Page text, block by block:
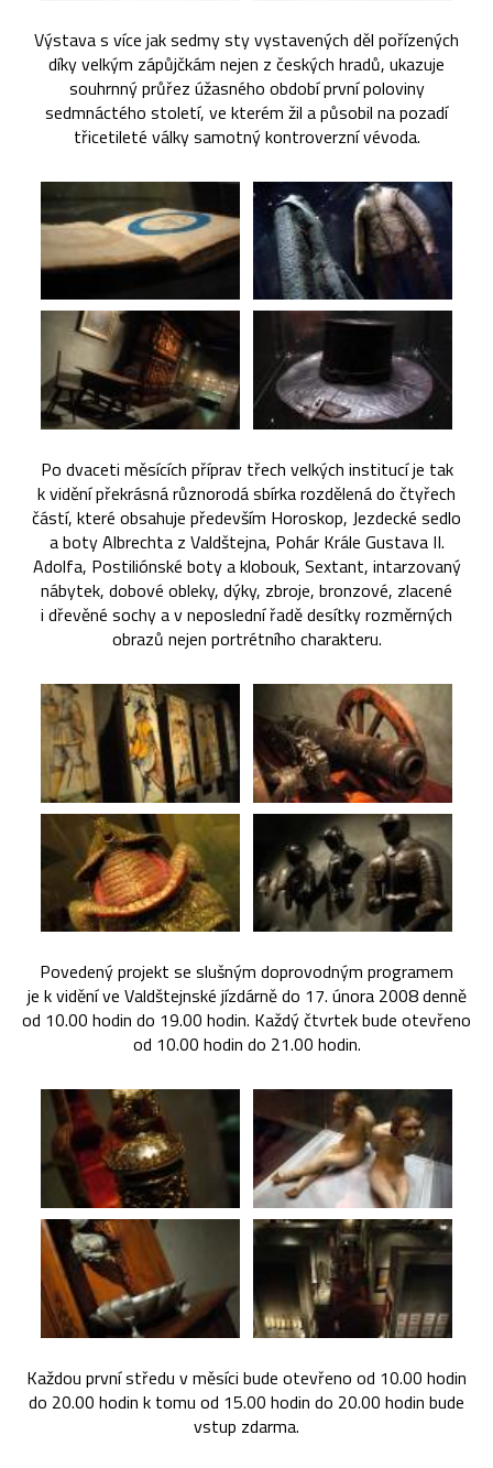
Výstava s více jak sedmy sty vystavených děl pořízených
díky velkým zápůjčkám nejen z českých hradů, ukazuje
souhrnný průřez úžasného období první poloviny
sedmnáctého století, ve kterém žil a působil na pozadí
třicetileté války samotný kontroverzní vévoda.
Po dvaceti měsících příprav třech velkých institucí je tak
k vidění překrásná různorodá sbírka rozdělená do čtyřech
částí, které obsahuje především Horoskop, Jezdecké sedlo
a boty Albrechta z Valdštejna, Pohár Krále Gustava II.
Adolfa, Postiliónské boty a klobouk, Sextant, intarzovaný
nábytek, dobové obleky, dýky, zbroje, bronzové, zlacené
i dřevěné sochy a v neposlední řadě desítky rozměrných
obrazů nejen portrétního charakteru.
Povedený projekt se slušným doprovodným programem
je k vidění ve Valdštejnské jízdárně do 17. února 2008 denně
od 10.00 hodin do 19.00 hodin. Každý čtvrtek bude otevřeno
od 10.00 hodin do 21.00 hodin.
Každou první středu v měsíci bude otevřeno od 10.00 hodin
do 20.00 hodin k tomu od 15.00 hodin do 20.00 hodin bude
vstup zdarma.